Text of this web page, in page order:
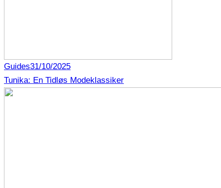
Guides31/10/2025
Tunika: En Tidløs Modeklassiker